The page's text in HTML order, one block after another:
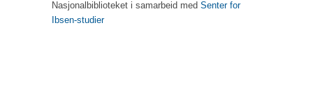
Nasjonalbiblioteket i samarbeid med Senter for
Ibsen-studier